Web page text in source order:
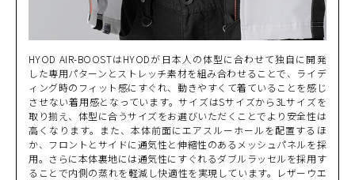
HYOD AIR-BOOSTはHYODが日本人の体型に合わせて独自に開発
した専用パターンとストレッチ素材を組み合わせることで、ライデ
ィング時のフィット感にすぐれ、動きやすくて着ていることを感じ
させない着用感となっています。サイズはSサイズから3Lサイズを
取り揃え、体型に合うサイズをお選びいただくことでより安全性は
高くなります。また、本体前面にエアスルーホールを配置するほ
か、フロントとサイドに通気性と伸縮性のあるメッシュパネルを採
用。さらに本体裏地には通気性にすぐれるダブルラッセルを採用す
ることで内側の蒸れを軽減し快適性を実現しています。レザーウエ
LL
(税込)
L
¥40,590(税込)
カートに入れる
GREY/WHITE
LL
¥40,590(税込)
カートに入れる
LIGHT GREY/WHIT
E
カートに入れる